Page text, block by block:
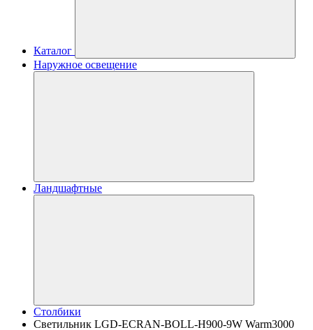
Каталог
Наружное освещение
Ландшафтные
Столбики
Светильник LGD-ECRAN-BOLL-H900-9W Warm3000